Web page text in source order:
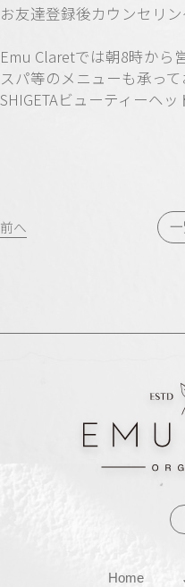
お友達登録後カウンセリ
Emu Claretでは朝8時から
スパ等のメニューも承っ
SHIGETAビューティーヘッ
投
前へ
Home